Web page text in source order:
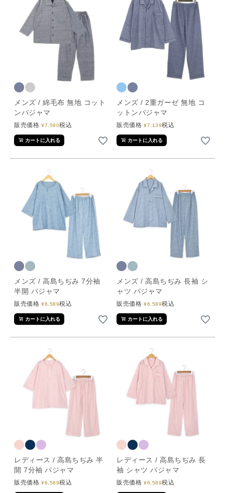
メンズ / 綿毛布 無地 コット
ンパジャマ
販売価格 ¥7,590税込
カートに入れる
メンズ / 2重ガーゼ 無地 コ
ットンパジャマ
販売価格 ¥7,139税込
カートに入れる
メンズ / 高島ちぢみ 7分袖
半開 パジャマ
販売価格 ¥6,589税込
カートに入れる
メンズ / 高島ちぢみ 長袖 シ
ャツ パジャマ
販売価格 ¥6,589税込
カートに入れる
レディース / 高島ちぢみ 半
開 7分袖 パジャマ
販売価格 ¥6,589税込
レディース / 高島ちぢみ 長
袖 シャツ パジャマ
販売価格 ¥6,589税込